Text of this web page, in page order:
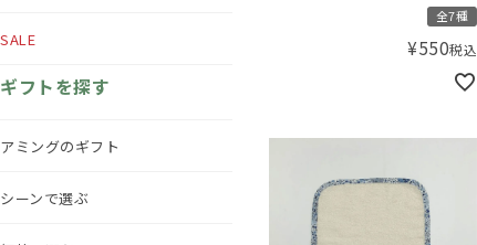
SALE
ギフトを探す
アミングのギフト
シーンで選ぶ
全7種
¥550税込